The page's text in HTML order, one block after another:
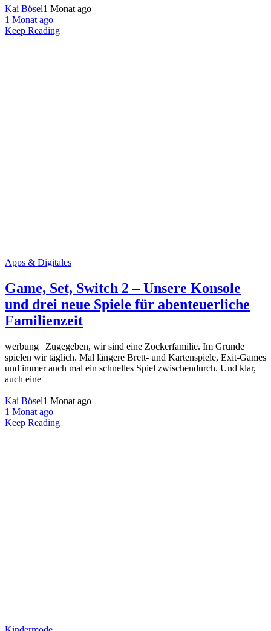
Kai Bösel1 Monat ago
1 Monat ago
Keep Reading
Apps & Digitales
Game, Set, Switch 2 – Unsere Konsole
und drei neue Spiele für abenteuerliche
Familienzeit
werbung | Zugegeben, wir sind eine Zockerfamilie. Im Grunde
spielen wir täglich. Mal längere Brett- und Kartenspiele, Exit-Games
und immer auch mal ein schnelles Spiel zwischendurch. Und klar,
auch eine
Kai Bösel1 Monat ago
1 Monat ago
Keep Reading